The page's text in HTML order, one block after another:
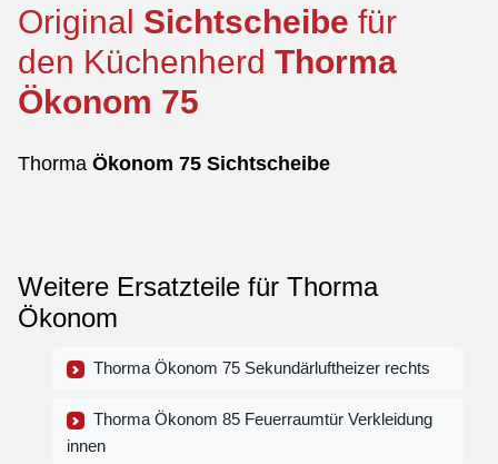
Original Sichtscheibe für
den Küchenherd Thorma
Ökonom 75
Thorma Ökonom 75 Sichtscheibe
Weitere Ersatzteile für Thorma
Ökonom
Thorma Ökonom 75 Sekundärluftheizer rechts
Thorma Ökonom 85 Feuerraumtür Verkleidung
innen